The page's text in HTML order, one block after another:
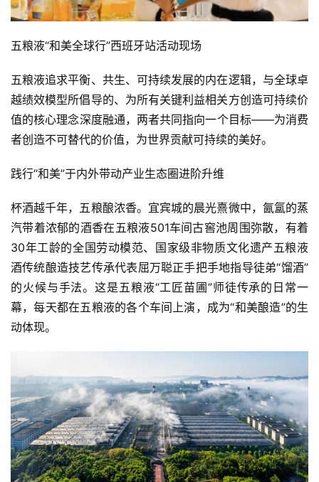
五粮液“和美全球行”西班牙站活动现场
五粮液追求平衡、共生、可持续发展的内在逻辑，与全球卓
越绩效模型所倡导的、为所有关键利益相关方创造可持续价
值的核心理念深度融通，两者共同指向一个目标——为消费
者创造不可替代的价值，为世界贡献可持续的美好。
践行“和美”于内外带动产业生态圈进阶升维
杯酒越千年，五粮酿浓香。宜宾城的晨光熹微中，氤氲的蒸
汽带着浓郁的酒香在五粮液501车间古窖池周围弥散，有着
30年工龄的全国劳动模范、国家级非物质文化遗产五粮液
酒传统酿造技艺传承代表屈万聪正手把手地指导徒弟“馏酒”
的火候与手法。这是五粮液“工匠苗圃”师徒传承的日常一
幕，每天都在五粮液的各个车间上演，成为“和美酿造”的生
动体现。